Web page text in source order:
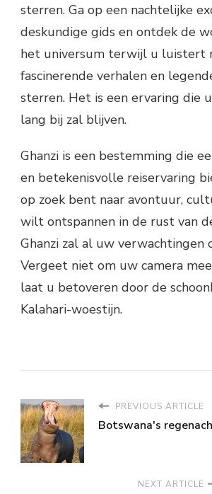
sterren. Ga op een nachtelijke
deskundige gids en ontdek de
het universum terwijl u luistert
fascinerende verhalen en
sterren. Het is een ervaring die
lang bij zal blijven.
Ghanzi is een bestemming die
en betekenisvolle reiservaring
op zoek bent naar avontuur,
wilt ontspannen in de rust van
Ghanzi zal al uw verwachtingen
Vergeet niet om uw camera
laat u betoveren door de
Kalahari-woestijn.
PREVIOUS ARTICLE
Botswana's
NEXT ARTICLE